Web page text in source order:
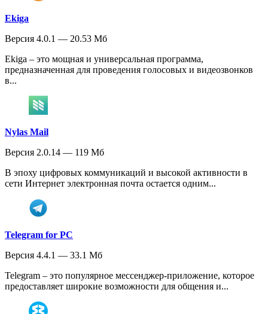
Ekiga
Версия 4.0.1 — 20.53 Мб
Ekiga – это мощная и универсальная программа,
предназначенная для проведения голосовых и видеозвонков
в...
Nylas Mail
Версия 2.0.14 — 119 Мб
В эпоху цифровых коммуникаций и высокой активности в
сети Интернет электронная почта остается одним...
Telegram for PC
Версия 4.4.1 — 33.1 Мб
Telegram – это популярное мессенджер-приложение, которое
предоставляет широкие возможности для общения и...